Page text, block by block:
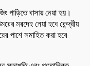
গাড়িতে বাসায় নেয়া হয়।
মরদেহ নেয়া হবে কেন্দ্রীয়
পাশে সমাহিত করা হবে